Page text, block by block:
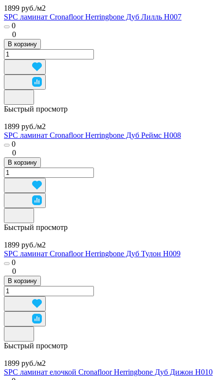
1899 руб./м2
SPC ламинат Cronafloor Herringbone Дуб Лилль H007
0
0
В корзину
Быстрый просмотр
1899 руб./м2
SPC ламинат Cronafloor Herringbone Дуб Реймс H008
0
0
В корзину
Быстрый просмотр
1899 руб./м2
SPC ламинат Cronafloor Herringbone Дуб Тулон H009
0
0
В корзину
Быстрый просмотр
1899 руб./м2
SPC ламинат елочкой Cronafloor Herringbone Дуб Дижон H010